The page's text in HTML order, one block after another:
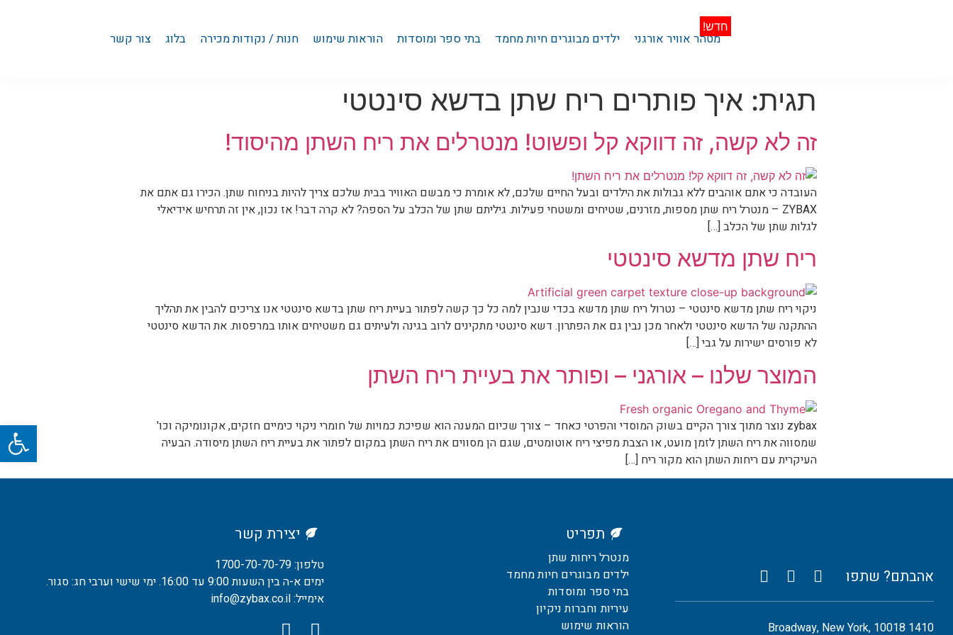
מטהר אוויר אורגני ילדים מבוגרים חיות מחמד בתי ספר ומוסדות הוראות שימוש חנות / נקודות מכירה בלוג צור קשר
תגית: איך פותרים ריח שתן בדשא סינטטי
זה לא קשה, זה דווקא קל ופשוט! מנטרלים את ריח השתן מהיסוד!
העובדה כי אתם אוהבים ללא גבולות את הילדים ובעל החיים שלכם, לא אומרת כי מבשם האוויר בבית שלכם צריך להיות בניחוח שתן. הכירו גם אתם את
ZYBAX – מנטרל ריח שתן מספות, מזרנים, שטיחים ומשטחי פעילות. גיליתם שתן של הכלב על הספה? לא קרה דבר! אז נכון, אין זה תרחיש אידיאלי
לגלות שתן של הכלב […]
ריח שתן מדשא סינטטי
ניקוי ריח שתן מדשא סינטטי – נטרול ריח שתן מדשא בכדי שנבין למה כל כך קשה לפתור בעיית ריח שתן בדשא סינטטי אנו צריכים להבין את תהליך
ההתקנה של הדשא סינטטי ולאחר מכן נבין גם את הפתרון. דשא סינטטי מתקינים לרוב בגינה ולעיתים גם משטיחים אותו במרפסות. את הדשא סינטטי
לא פורסים ישירות על גבי […]
המוצר שלנו – אורגני – ופותר את בעיית ריח השתן
zybax נוצר מתוך צורך הקיים בשוק המוסדי והפרטי כאחד – צורך שכיום המענה הוא שפיכת כמויות של חומרי ניקוי כימיים חזקים, אקונומיקה וכו'
שמסווה את ריח השתן לזמן מועט, או הצבת מפיצי ריח אוטומטים, שגם הן מסווים את ריח השתן במקום לפתור את בעיית ריח השתן מיסודה. הבעיה
העיקרית עם ריחות השתן הוא מקור ריח […]
אהבתם? שתפו
1410 Broadway, New York, 10018
תפריט
מנטרל ריחות שתן
ילדים מבוגרים חיות מחמד
בתי ספר ומוסדות
עיריות וחברות ניקיון
הוראות שימוש
יצירת קשר
טלפון: 1700-70-70-79
ימים א-ה בין השעות 9:00 עד 16:00. ימי שישי וערבי חג: סגור.
אימייל: info@zybax.co.il